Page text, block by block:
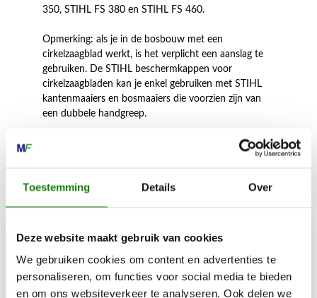
Toestemming Details Over
Deze website maakt gebruik van cookies
We gebruiken cookies om content en advertenties te
personaliseren, om functies voor social media te bieden
en om ons websiteverkeer te analyseren. Ook delen we
350, STIHL FS 380 en STIHL FS 460.
Opmerking: als je in de bosbouw met een
cirkelzaagblad werkt, is het verplicht een aanslag te
gebruiken. De STIHL beschermkappen voor
cirkelzaagbladen kan je enkel gebruiken met STIHL
kantenmaaiers en bosmaaiers die voorzien zijn van
een dubbele handgreep.
MECHANISATIE FRANEKER